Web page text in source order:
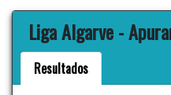
Liga Algarve -
Resultados